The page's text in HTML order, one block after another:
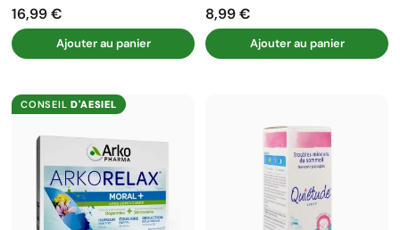
Prix
16,99 €
Ajouter au panier
Prix
8,99 €
Ajouter au panier
CONSEILD'AESIEL